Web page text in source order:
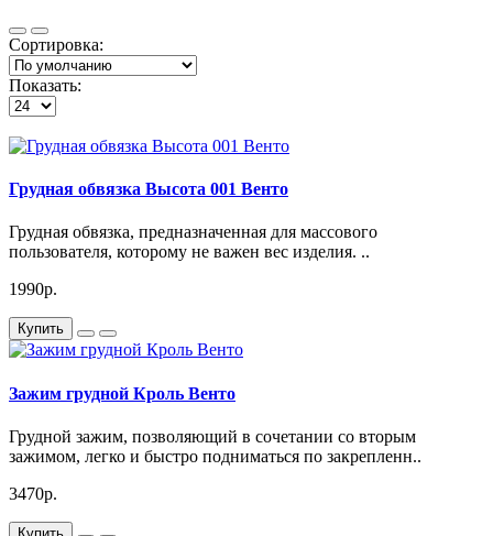
Сортировка:
Показать:
Грудная обвязка Высота 001 Венто
Грудная обвязка, предназначенная для массового
пользователя, которому не важен вес изделия. ..
1990р.
Купить
Зажим грудной Кроль Венто
Грудной зажим, позволяющий в сочетании со вторым
зажимом, легко и быстро подниматься по закрепленн..
3470р.